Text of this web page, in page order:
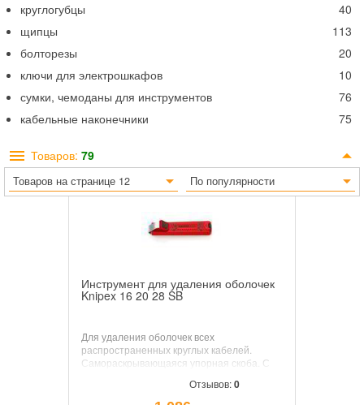
40
круглогубцы
113
щипцы
20
болторезы
10
ключи для электрошкафов
76
сумки, чемоданы для инструментов
75
кабельные наконечники
Товаров: 79
Товаров на странице 12 По популярности
Инструмент для удаления оболочек
Knipex 16 20 28 SB
Для удаления оболочек всех
распространенных круглых кабелей.
Самораскрывающаяся упорная скоба. С
установочным винтом. Вращающееся
лезвие для резов по окружности и
Отзывов:0